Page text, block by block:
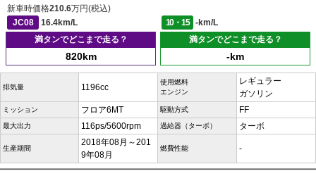
新車時価格210.6万円(税込)
JC08
16.4km/L 10・15
-km/L
満タンでどこまで走る？
820km
満タンでどこまで走る？
-km
排気量 1196cc
使用燃料
エンジン
レギュラー
ガソリン
ミッション フロア6MT 駆動方式 FF
最大出力 116ps/5600rpm 過給器（ターボ） ターボ
生産期間
2018年08月～201
9年08月
燃費性能 -